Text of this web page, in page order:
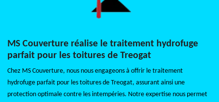
MS Couverture réalise le traitement hydrofuge
parfait pour les toitures de Treogat
Chez MS Couverture, nous nous engageons à offrir le traitement
hydrofuge parfait pour les toitures de Treogat, assurant ainsi une
protection optimale contre les intempéries. Notre expertise nous permet